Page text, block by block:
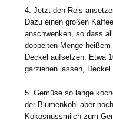
4. Jetzt den Reis
Dazu einen großen
anschwenken, so dass
doppelten Menge
Deckel aufsetzen. Etwa
garziehen lassen,
5. Gemüse so lange
der Blumenkohl aber
Kokosnussmilch zum